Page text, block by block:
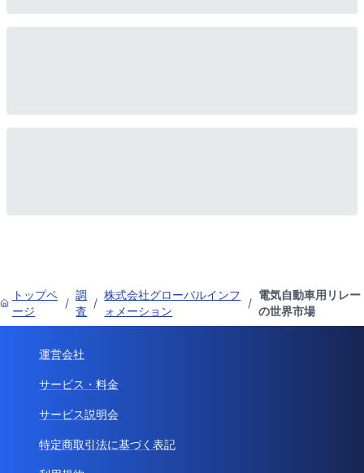
トップペ
ージ
/
調
査
/
株式会社グローバルインフ
ォメーション
/
電気自動車用リレー
の世界市場
運営会社
サービス・料金
サービス説明会
特定商取引法に基づく表記